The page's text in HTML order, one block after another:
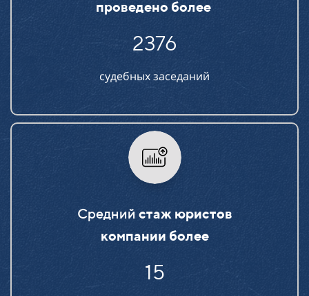
проведено более
2376
судебных заседаний
Средний стаж юристов
компании более
15